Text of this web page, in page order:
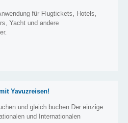
für Flugtickets, Hotels,
Yacht und andere
Yavuzreisen!
und gleich buchen.Der einzige
und Internationalen